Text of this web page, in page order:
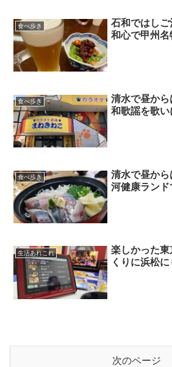
食べ歩き
石和ではし
和心で甲州
食べ歩き
清水で昼か
和歌謡を歌い
食べ歩き
清水で昼か
河健康ラン
生活あれこれ
楽しかった東
くりに浜松
次のページ